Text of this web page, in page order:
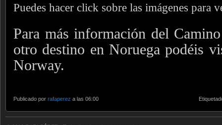
Puedes hacer click sobre las imágenes para
Para más información del
otro destino en Noruega podéis
Norway.
Publicado por rafaperez a las 06:00